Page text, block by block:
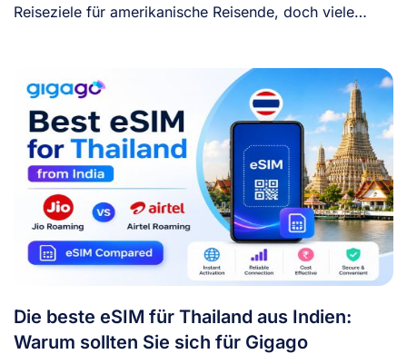
Reiseziele für amerikanische Reisende, doch viele
Die beste eSIM für Thailand aus Indien:
Warum sollten Sie sich für Gigago